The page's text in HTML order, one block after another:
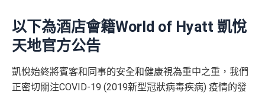
以下為酒店會籍World of Hyatt 凱悅
天地官方公告
凱悅始終將賓客和同事的安全和健康視為重中之重，我們
正密切關注COVID-19 (2019新型冠狀病毒疾病) 疫情的發